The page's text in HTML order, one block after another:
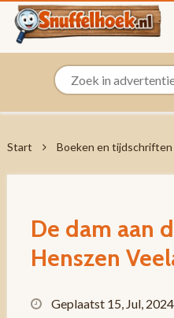
Start Boeken en tijdschriften
De dam aan
Henszen
Geplaatst 15, Jul,